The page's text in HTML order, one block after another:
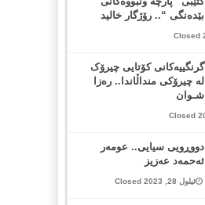
بێدەنگی “.. رۆژگار خالید
گرنگییەکانی کۆتایی چیرۆک
لە چیرۆکی منداڵاندا.. رەزا
شـوان
دووڕویی سیایی.. عومەر
ئەحمەد عەزیز
ئیلول 28, 2023 Closed